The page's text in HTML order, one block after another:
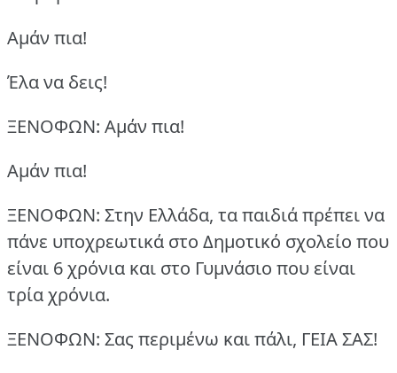
Aμάν πια!
Έλα να δεις!
ΞΕΝΟΦΩΝ: Aμάν πια!
Aμάν πια!
ΞΕΝΟΦΩΝ: Στην Ελλάδα, τα παιδιά πρέπει να
πάνε υποχρεωτικά στο Δημοτικό σχολείο που
είναι 6 χρόνια και στο Γυμνάσιο που είναι
τρία χρόνια.
ΞΕΝΟΦΩΝ: Σας περιμένω και πάλι, ΓΕΙΑ ΣΑΣ!